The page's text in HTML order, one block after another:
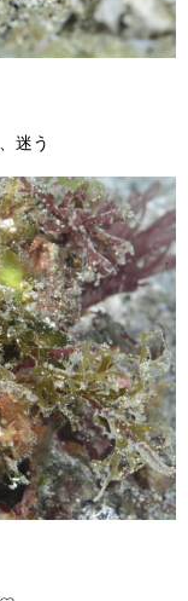
迷う